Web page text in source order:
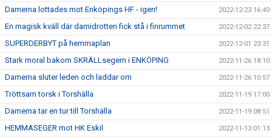
Damerna lottades mot Enköpings HF - igen! 2022-12-23 16:40
En magisk kväll där damidrotten fick stå i finrummet 2022-12-02 22:37
SUPERDERBYT på hemmaplan 2022-12-01 23:31
Stark moral bakom SKRÄLLsegern i ENKÖPING 2022-11-26 18:10
Damerna sluter leden och laddar om 2022-11-26 10:57
Tröttsam torsk i Torshälla 2022-11-19 17:00
Damerna tar en tur till Torshälla 2022-11-19 08:51
HEMMASEGER mot HK Eskil 2022-11-13 01:13